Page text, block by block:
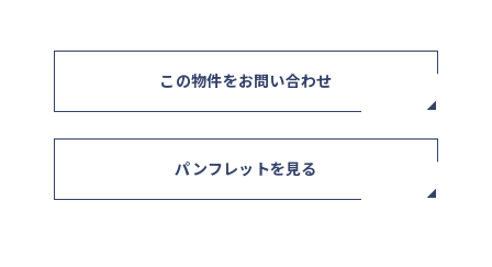
お問い合わせ・資料請求
セミナー・イベント申込み
この物件をお問い合わせ
パンフレットを見る